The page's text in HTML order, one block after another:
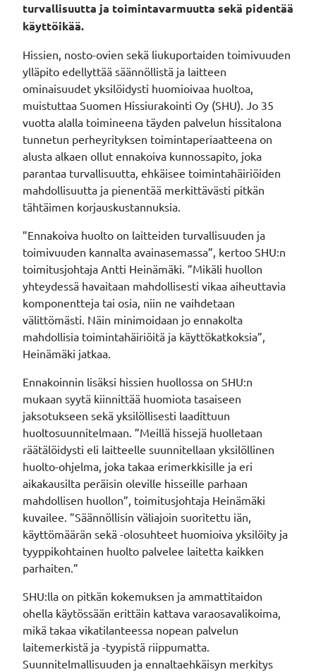
turvallisuutta ja toimintavarmuutta sekä pidentää
käyttöikää.
Hissien, nosto-ovien sekä liukuportaiden toimivuuden
ylläpito edellyttää säännöllistä ja laitteen
ominaisuudet yksilöidysti huomioivaa huoltoa,
muistuttaa Suomen Hissiurakointi Oy (SHU). Jo 35
vuotta alalla toimineena täyden palvelun hissitalona
tunnetun perheyrityksen toimintaperiaatteena on
alusta alkaen ollut ennakoiva kunnossapito, joka
parantaa turvallisuutta, ehkäisee toimintahäiriöiden
mahdollisuutta ja pienentää merkittävästi pitkän
tähtäimen korjauskustannuksia.
”Ennakoiva huolto on laitteiden turvallisuuden ja
toimivuuden kannalta avainasemassa”, kertoo SHU:n
toimitusjohtaja Antti Heinämäki. ”Mikäli huollon
yhteydessä havaitaan mahdollisesti vikaa aiheuttavia
komponentteja tai osia, niin ne vaihdetaan
välittömästi. Näin minimoidaan jo ennakolta
mahdollisia toimintahäiriöitä ja käyttökatkoksia”,
Heinämäki jatkaa.
Ennakoinnin lisäksi hissien huollossa on SHU:n
mukaan syytä kiinnittää huomiota tasaiseen
jaksotukseen sekä yksilöllisesti laadittuun
huoltosuunnitelmaan. ”Meillä hissejä huolletaan
räätälöidysti eli laitteelle suunnitellaan yksilöllinen
huolto-ohjelma, joka takaa erimerkkisille ja eri
aikakausilta peräisin oleville hisseille parhaan
mahdollisen huollon”, toimitusjohtaja Heinämäki
kuvailee. ”Säännöllisin väliajoin suoritettu iän,
käyttömäärän sekä -olosuhteet huomioiva yksilöity ja
tyyppikohtainen huolto palvelee laitetta kaikken
parhaiten.”
SHU:lla on pitkän kokemuksen ja ammattitaidon
ohella käytössään erittäin kattava varaosavalikoima,
mikä takaa vikatilanteessa nopean palvelun
laitemerkistä ja -tyypistä riippumatta.
Suunnitelmallisuuden ja ennaltaehkäisyn merkitys